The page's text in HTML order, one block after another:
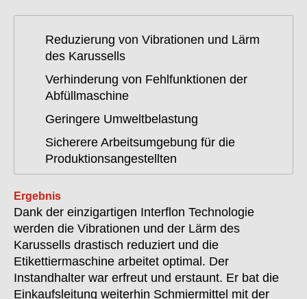
Reduzierung von Vibrationen und Lärm
des Karussells
Verhinderung von Fehlfunktionen der
Abfüllmaschine
Geringere Umweltbelastung
Sicherere Arbeitsumgebung für die
Produktionsangestellten
Ergebnis
Dank der einzigartigen Interflon Technologie
werden die Vibrationen und der Lärm des
Karussells drastisch reduziert und die
Etikettiermaschine arbeitet optimal. Der
Instandhalter war erfreut und erstaunt. Er bat die
Einkaufsleitung weiterhin Schmiermittel mit der